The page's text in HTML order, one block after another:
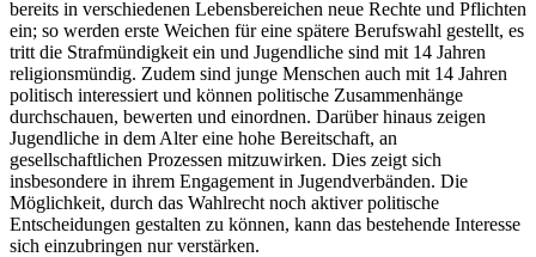
bereits in verschiedenen Lebensbereichen neue Rechte und Pflichten
ein; so werden erste Weichen für eine spätere Berufswahl gestellt, es
tritt die Strafmündigkeit ein und Jugendliche sind mit 14 Jahren
religionsmündig. Zudem sind junge Menschen auch mit 14 Jahren
politisch interessiert und können politische Zusammenhänge
durchschauen, bewerten und einordnen. Darüber hinaus zeigen
Jugendliche in dem Alter eine hohe Bereitschaft, an
gesellschaftlichen Prozessen mitzuwirken. Dies zeigt sich
insbesondere in ihrem Engagement in Jugendverbänden. Die
Möglichkeit, durch das Wahlrecht noch aktiver politische
Entscheidungen gestalten zu können, kann das bestehende Interesse
sich einzubringen nur verstärken.